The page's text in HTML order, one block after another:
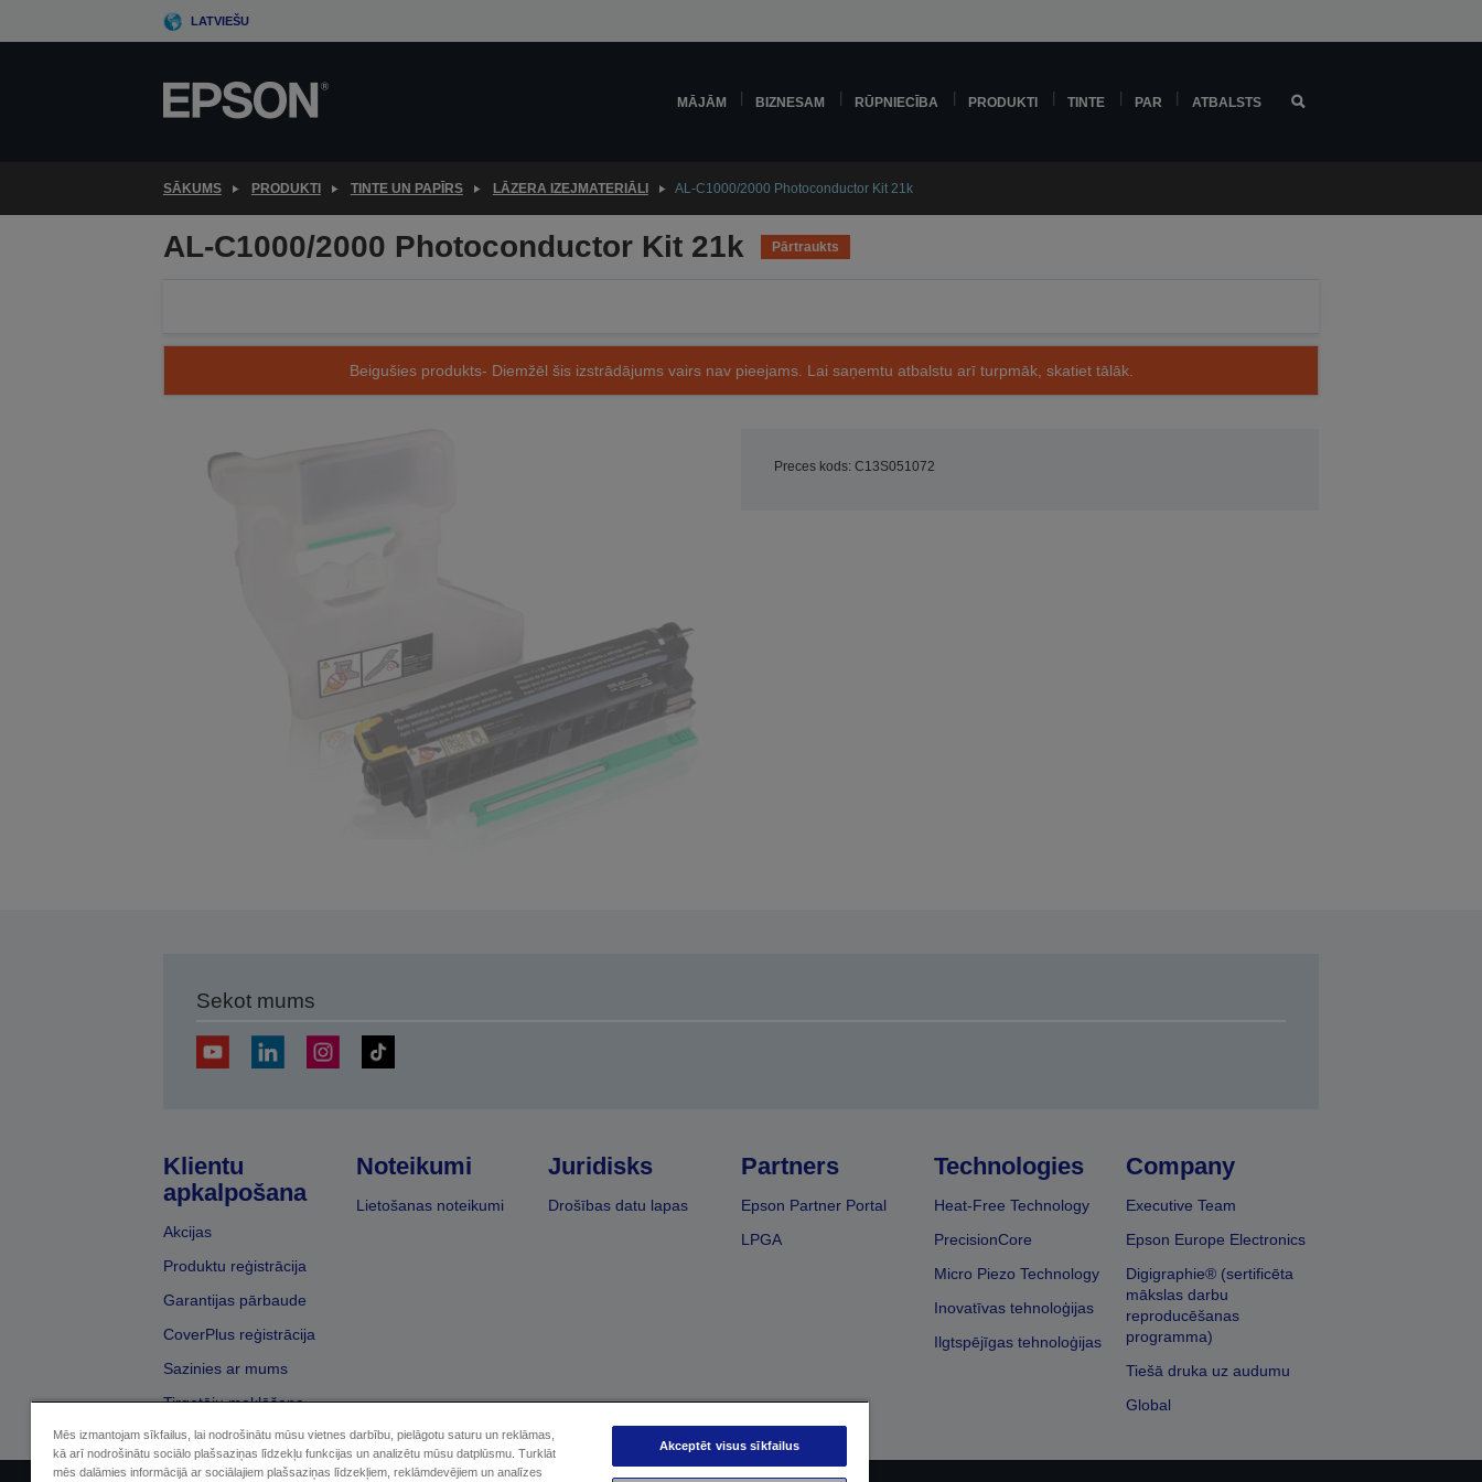
to
LATVIEŠU
MĀJĀM BIZNESAM RŪPNIECĪBA PRODUKTI TINTE PAR ATBALSTS
SĀKUMS PRODUKTI TINTE UN PAPĪRS LĀZERA IZEJMATERIĀLI AL-C1000/2000 Photoconductor Kit 21k
AL-C1000/2000 Photoconductor Kit 21k Pārtraukts
Beigušies produkts- Diemžēl šis izstrādājums vairs nav pieejams. Lai saņemtu atbalstu arī turpmāk, skatiet tālāk.
Preces kods: C13S051072
Sekot mums
Klientu
apkalpošana
Akcijas
Produktu reģistrācija
Garantijas pārbaude
CoverPlus reģistrācija
Sazinies ar mums
Tirgotāju meklēšana
Noteikumi
Lietošanas noteikumi
Juridisks
Drošības datu lapas
Partners
Epson Partner Portal
LPGA
Technologies
Heat-Free Technology
PrecisionCore
Micro Piezo Technology
Inovatīvas tehnoloģijas
Ilgtspējīgas tehnoloģijas
Company
Executive Team
Epson Europe Electronics
Digigraphie® (sertificēta
mākslas darbu
reproducēšanas
programma)
Tiešā druka uz audumu
Global
Mēs izmantojam sīkfailus, lai nodrošinātu mūsu vietnes darbību, pielāgotu saturu un reklāmas,
kā arī nodrošinātu sociālo plašsaziņas līdzekļu funkcijas un analizētu mūsu datplūsmu. Turklāt
mēs dalāmies informācijā ar sociālajiem plašsaziņas līdzekļiem, reklāmdevējiem un analīzes
Akceptēt visus sīkfailus